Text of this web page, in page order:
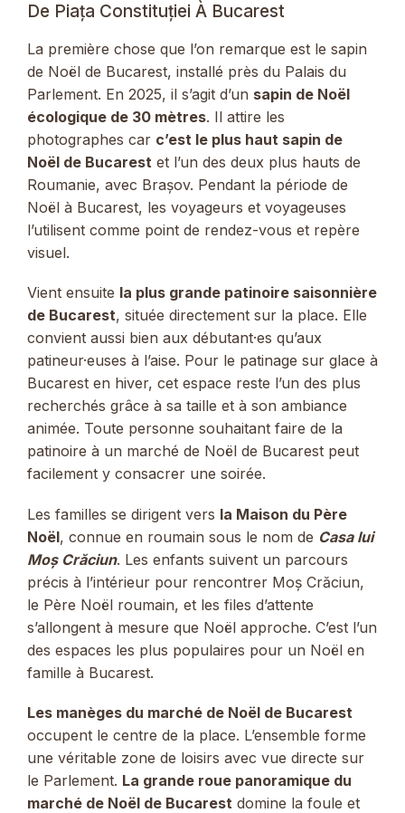
De Piața Constituției À Bucarest
La première chose que l’on remarque est le sapin
de Noël de Bucarest, installé près du Palais du
Parlement. En 2025, il s’agit d’un sapin de Noël
écologique de 30 mètres. Il attire les
photographes car c’est le plus haut sapin de
Noël de Bucarest et l’un des deux plus hauts de
Roumanie, avec Brașov. Pendant la période de
Noël à Bucarest, les voyageurs et voyageuses
l’utilisent comme point de rendez-vous et repère
visuel.
Vient ensuite la plus grande patinoire saisonnière
de Bucarest, située directement sur la place. Elle
convient aussi bien aux débutant·es qu’aux
patineur·euses à l’aise. Pour le patinage sur glace à
Bucarest en hiver, cet espace reste l’un des plus
recherchés grâce à sa taille et à son ambiance
animée. Toute personne souhaitant faire de la
patinoire à un marché de Noël de Bucarest peut
facilement y consacrer une soirée.
Les familles se dirigent vers la Maison du Père
Noël, connue en roumain sous le nom de Casa lui
Moș Crăciun. Les enfants suivent un parcours
précis à l’intérieur pour rencontrer Moș Crăciun,
le Père Noël roumain, et les files d’attente
s’allongent à mesure que Noël approche. C’est l’un
des espaces les plus populaires pour un Noël en
famille à Bucarest.
Les manèges du marché de Noël de Bucarest
occupent le centre de la place. L’ensemble forme
une véritable zone de loisirs avec vue directe sur
le Parlement. La grande roue panoramique du
marché de Noël de Bucarest domine la foule et